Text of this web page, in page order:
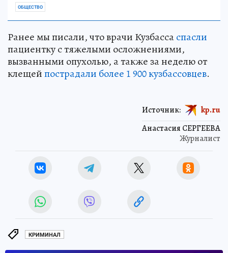
ОБЩЕСТВО
Ранее мы писали, что врачи Кузбассаспасли
пациентку с тяжелыми осложнениями,
вызванными опухолью, а также за неделю от
клещейпострадали более 1 900 кузбассовцев.
Анастасия СЕРГЕЕВА
Журналист
Источник: kp.ru
КРИМИНАЛ